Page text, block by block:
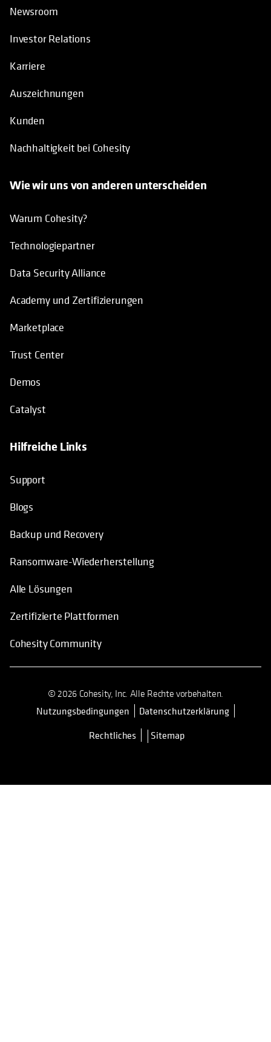
Newsroom
Investor Relations
Karriere
Auszeichnungen
Kunden
Nachhaltigkeit bei Cohesity
Wie wir uns von anderen unterscheiden
Warum Cohesity?
Technologiepartner
Data Security Alliance
Academy und Zertifizierungen
Marketplace
Trust Center
Demos
Catalyst
Hilfreiche Links
Support
Blogs
Backup und Recovery
Ransomware-Wiederherstellung
Alle Lösungen
Zertifizierte Plattformen
Cohesity Community
© 2026 Cohesity, Inc. Alle Rechte vorbehalten.
Nutzungsbedingungen wird in einer neuen Registerkarte
Datenschutzerklärung
Rechtliches
Sitemap